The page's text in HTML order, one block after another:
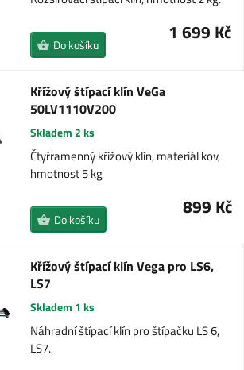
1 699 Kč
Do košíku
Křížový štípací klín VeGa
50LV1110V200
Skladem 2 ks
Čtyřramenný křížový klín, materiál kov,
hmotnost 5 kg
899 Kč
Do košíku
Křížový štípací klín Vega pro LS6,
LS7
Skladem 1 ks
Náhradní štípací klín pro štípačku LS 6,
LS7.